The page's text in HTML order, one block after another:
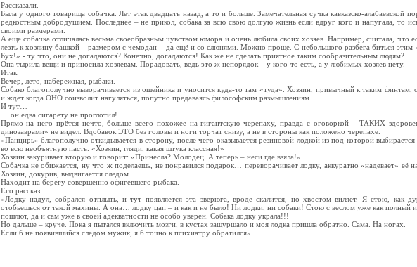
Рассказали.
Была у одного товарища собачка. Лет этак двадцать назад, а то и больше. Замечательная сучка кавказско-алабаевской
редкостным добродушием. Последнее – не прикол, собака за всю свою долгую жизнь если вдруг кого и напугала, то
своими размерами.
А ещё собачка отличалась весьма своеобразным чувством юмора и очень любила своих хозяев. Например, считала, что
лезть к хозяину башкой – размером с чемодан – да ещё и со слюнями. Можно проще. С небольшого разбега биться
Бух!» - ту что, они не догадаются? Конечно, догадаются! Как же не сделать приятное таким сообразительным людям?
Она тырила вещи и приносила хозяевам. Порадовать, ведь это ж непорядок – у кого-то есть, а у любимых хозяев нету.
Итак.
Вечер, лето, набережная, рыбаки.
Собако благополучно выворачивается из ошейника и уносится куда-то там «туда». Хозяин, привычный к таким финтам,
и ждет когда ОНО соизволит нагуляться, попутно предаваясь философским размышлениям.
И тут…
… он едва сигарету не проглотил!
Прямо на него прётся нечто, больше всего похожее на гигантскую черепаху, правда с оговоркой – ТАКИХ
динозаврами» не видел. Вдобавок ЭТО без головы и ноги торчат снизу, а не в стороны как положено черепахе.
«Панцирь» благополучно откидывается в сторону, после чего оказывается резиновой лодкой из под которой
во всю необъятную пасть. «Хозяин, гляди, какая штука классная!»
Хозяин закуривает вторую и говорит: «Принесла? Молодец. А теперь – неси где взяла!»
Собачка не обижается, ну что ж поделаешь, не понравился подарок… переворачивает лодку, аккуратно «надевает» её
Хозяин, докурив, выдвигается следом.
Находит на берегу совершенно офигевшего рыбака.
Его рассказ:
«Лодку надул, собрался отплыть, и тут появляется эта зверюга, вроде скалится, но хвостом виляет. Я стою, как
отобьешься от такой махины. А она… лодку цап – и как и не было! Ни лодки, ни собаки! Стою с веслом уже как полный
пошлют, да и сам уже в своей адекватности не особо уверен. Собака лодку украла!!!
Но дальше – круче. Пока я пытался включить мозги, в кустах зашуршало и моя лодка пришла обратно. Сама. На ногах.
Если б не появившийся следом мужик, я б точно к психиатру обратился».